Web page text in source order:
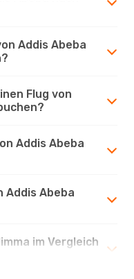
Addis Abeba
Flug von
Addis Abeba
Addis Abeba
im Vergleich